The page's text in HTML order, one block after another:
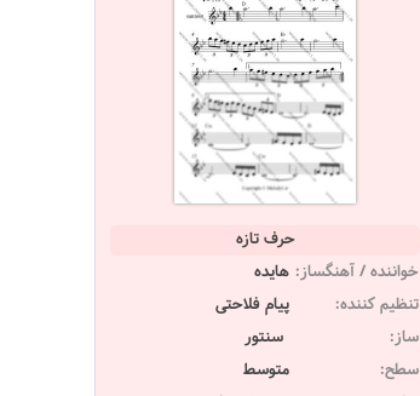
حرف تازه
خواننده / آهنگساز: هایده
تنظیم کننده:
پیام فلاحتی
ساز:
سنتور
سطح:
متوسط